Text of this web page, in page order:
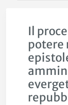
Il
potere